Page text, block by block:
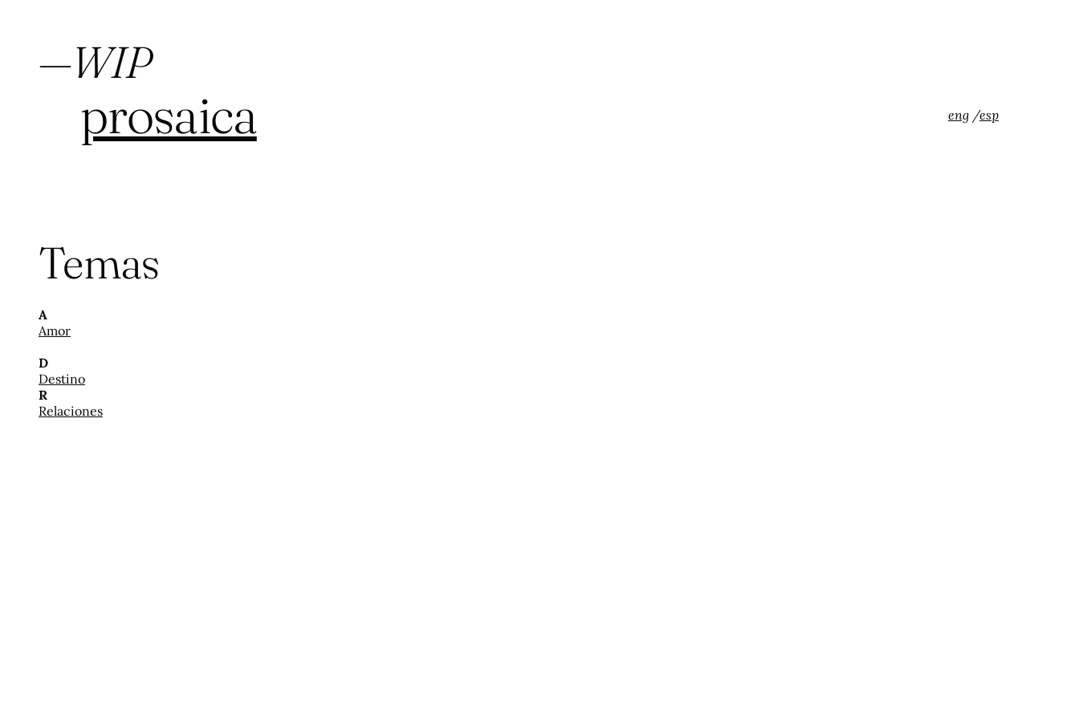
—WIP
prosaica eng /esp
Temas
A
Amor
D
Destino
R
Relaciones